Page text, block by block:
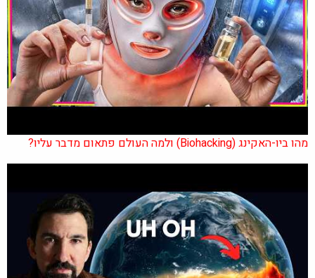
מהו ביו-האקינג (Biohacking) ולמה העולם פתאום מדבר עליו?